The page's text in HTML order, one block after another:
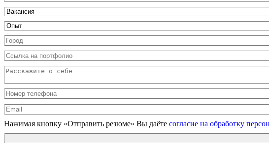
Нажимая кнопку «Отправить резюме» Вы даёте согласие на обработку